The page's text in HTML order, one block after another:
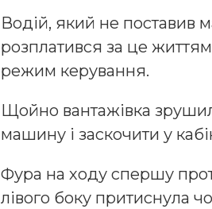
Водій, який не поставив
розплатився за це
режим керування.
Щойно вантажівка
машину і заскочити у
Фура на ходу спершу
лівого боку притиснула